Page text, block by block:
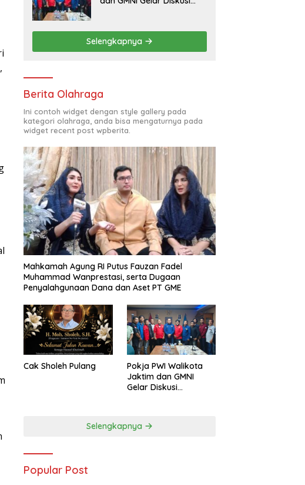
Selengkapnya
Berita Olahraga
Ini contoh widget dengan style gallery pada
kategori olahraga, anda bisa mengaturnya pada
widget recent post wpberita.
Mahkamah Agung RI Putus Fauzan Fadel
Muhammad Wanprestasi, serta Dugaan
Penyalahgunaan Dana dan Aset PT GME
Cak Sholeh Pulang
Pokja PWI Walikota
Jaktim dan GMNI
Gelar Diskusi
Selengkapnya
Popular Post